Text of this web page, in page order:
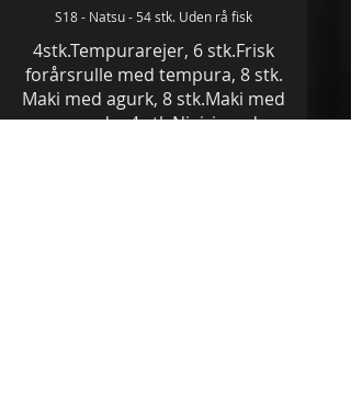
S18 - Natsu - 54 stk. Uden rå fisk
4stk.Tempurarejer, 6 stk.Frisk
forårsrulle med tempura, 8 stk.
Maki med agurk, 8 stk.Maki med
avocado, 4 stk.Nigiri med